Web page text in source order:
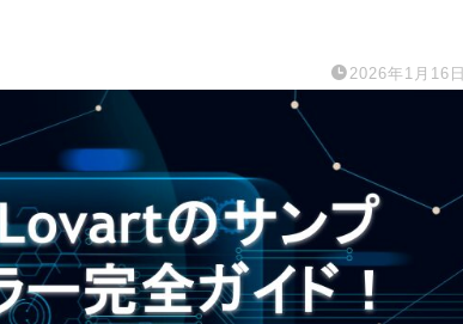
2026年1月16日